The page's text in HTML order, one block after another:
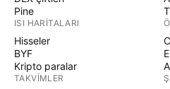
Pine
ISI HARITALARI
Hisseler
BYF
Kripto paralar
TAKVIMLER